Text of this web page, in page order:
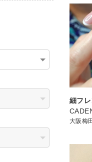
細フ
大阪梅